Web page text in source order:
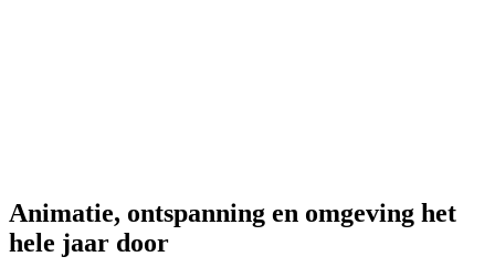
Animatie, ontspanning en omgeving het
hele jaar door